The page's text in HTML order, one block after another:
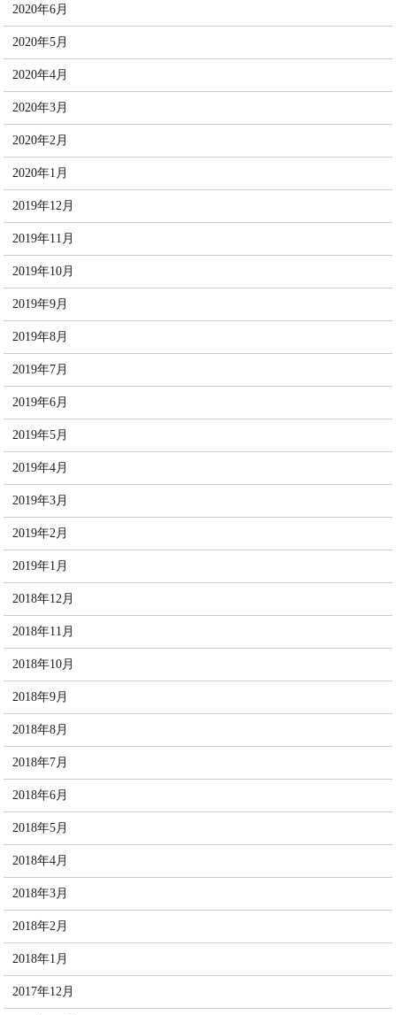
2020年6月
2020年5月
2020年4月
2020年3月
2020年2月
2020年1月
2019年12月
2019年11月
2019年10月
2019年9月
2019年8月
2019年7月
2019年6月
2019年5月
2019年4月
2019年3月
2019年2月
2019年1月
2018年12月
2018年11月
2018年10月
2018年9月
2018年8月
2018年7月
2018年6月
2018年5月
2018年4月
2018年3月
2018年2月
2018年1月
2017年12月